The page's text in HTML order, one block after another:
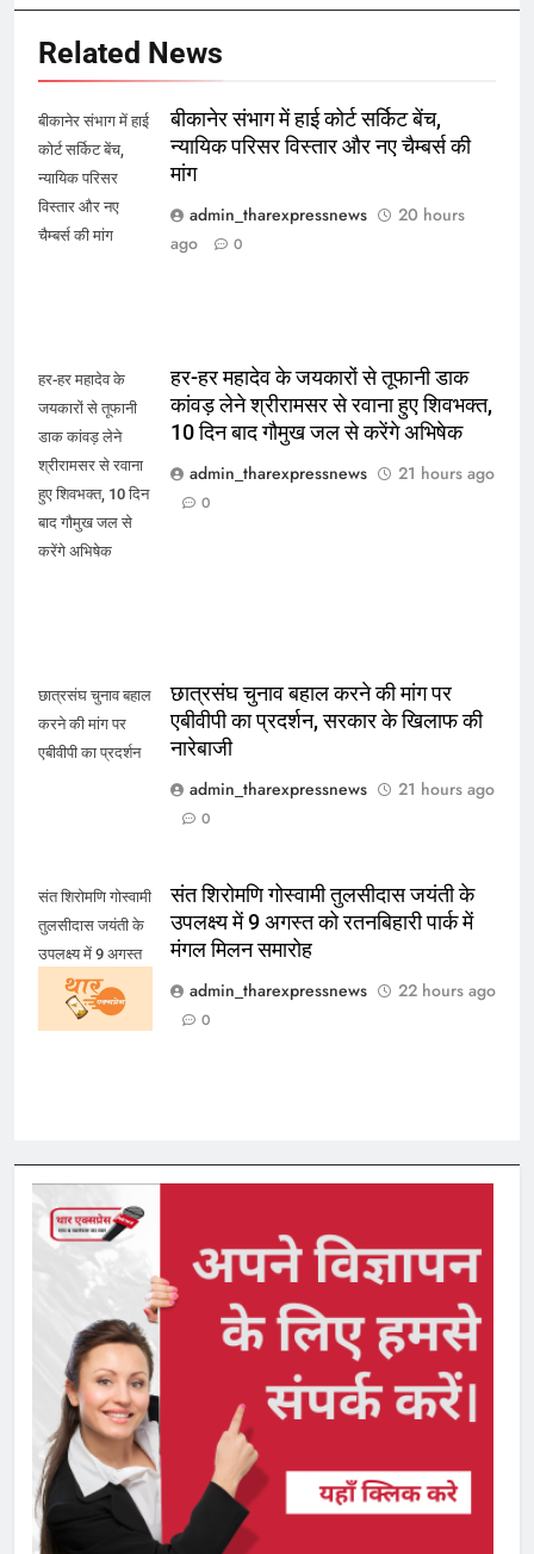
Related News
बीकानेर संभाग में हाई
कोर्ट सर्किट बेंच,
न्यायिक परिसर
विस्तार और नए
चैम्बर्स की मांग
बीकानेर संभाग में हाई कोर्ट सर्किट बेंच,
न्यायिक परिसर विस्तार और नए चैम्बर्स की
मांग
admin_tharexpressnews
20 hours
ago
0
हर-हर महादेव के
जयकारों से तूफानी
डाक कांवड़ लेने
श्रीरामसर से रवाना
हुए शिवभक्त, 10 दिन
बाद गौमुख जल से
करेंगे अभिषेक
हर-हर महादेव के जयकारों से तूफानी डाक
कांवड़ लेने श्रीरामसर से रवाना हुए शिवभक्त,
10 दिन बाद गौमुख जल से करेंगे अभिषेक
admin_tharexpressnews
21 hours ago
0
छात्रसंघ चुनाव बहाल
करने की मांग पर
एबीवीपी का प्रदर्शन
छात्रसंघ चुनाव बहाल करने की मांग पर
एबीवीपी का प्रदर्शन, सरकार के खिलाफ की
नारेबाजी
admin_tharexpressnews
21 hours ago
0
संत शिरोमणि गोस्वामी
तुलसीदास जयंती के
उपलक्ष्य में 9 अगस्त
को रतनबिहारी पार्क में
मंगल मिलन समारोह
संत शिरोमणि गोस्वामी तुलसीदास जयंती के
उपलक्ष्य में 9 अगस्त को रतनबिहारी पार्क में
मंगल मिलन समारोह
admin_tharexpressnews
22 hours ago
0